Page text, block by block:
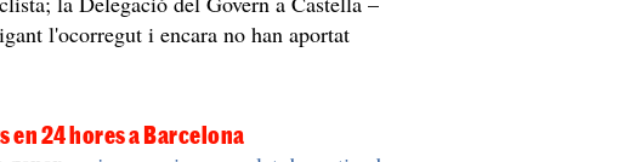
l'ocorregut i encara no han aportat
en 24 hores a Barcelona